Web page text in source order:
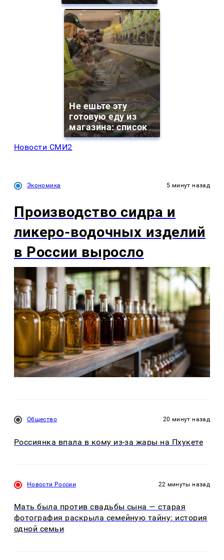
Не ешьте эту
готовую еду из
магазина: список
Новости СМИ2
Экономика 5 минут назад
Производство сидра и
ликеро-водочных изделий
в России выросло
Общество 20 минут назад
Россиянка впала в кому из-за жары на Пхукете
Новости России 22 минуты назад
Мать была против свадьбы сына — старая
фотография раскрыла семейную тайну: история
одной семьи